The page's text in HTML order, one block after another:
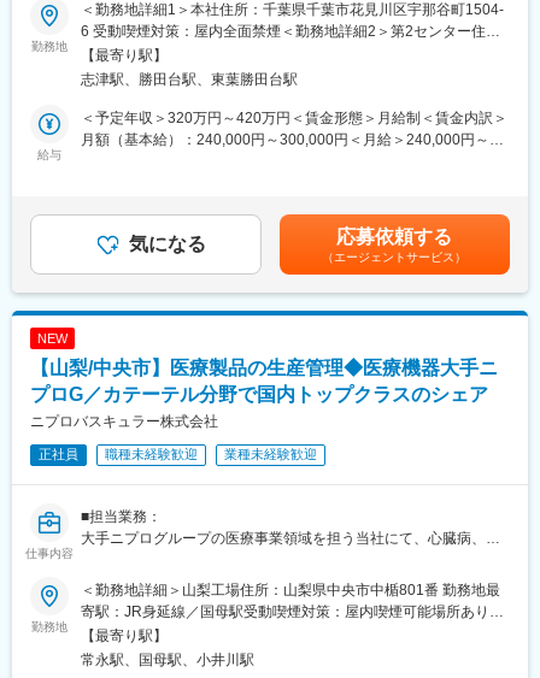
■採用背景：
当社は、脳波・心電・筋電などを測定する医療用電極を開発・製
造し、医療・介護だけでなくスポーツや宇宙分野でも活用される
製品を手掛けています。
受注増加と事業拡大に伴い、現場の若手を次のステップに進め、
次の世代の育成を想定した募集です。※複数名採用
です。
ご本人の適性や希望に応じて、製造または生産管理を担当いただ
エアコン完備の快適な環境で作業を行います。オーダーメイド製
品も多く、大量生産ラインの単純作業ではなく、一つひとつの製
品づくりに携われることが特徴です。
・製造スケジュールの管理 ・部品や資材の管理 ・人員配置の調整
会社と連携しながら、円滑なものづくりをサポートします。
入社後は先輩社員によるOJT研修を約3カ月実施。
まずは製品知識や作業工程を覚えるところからスタートし、段階
的にできる業務を増やしていきます。
勤務地
＜勤務地詳細1＞本社住所：千葉県千葉市花見川区宇那谷町1504-
6 受動喫煙対策：屋内全面禁煙＜勤務地詳細2＞第2センター住
所：千葉県千葉市花見川区宇那谷町1500-1 受動喫煙対策：屋内全
面禁煙変更の範囲：会社の定める事業所
【最寄り駅】
志津駅、勝田台駅、東葉勝田台駅
給与
＜予定年収＞320万円～420万円＜賃金形態＞月給制＜賃金内訳＞
月額（基本給）：240,000円～300,000円＜月給＞240,000円～
気になる 応募依頼する
（エージェントサービス）
NEW
【山梨/中央市】医療製品の生産管理◆医療機器大手ニ
プロG／カテーテル分野で国内トップクラスのシェア
ニプロバスキュラー株式会社
正社員 職種未経験歓迎 業種未経験歓迎
仕事内容
■担当業務：
大手ニプログループの医療事業領域を担う当社にて、心臓病、脳
担当していただきます。
具体的には工程管理、スケジュール管理、改善、滅菌作業、雑務
等に従事いただく予定です。
異業種からの転職者も多く、それぞれの経験を生かして皆で協力
し助け合いながら業務にあたっているため、業界未経験の方安心
勤務地
＜勤務地詳細＞山梨工場住所：山梨県中央市中楯801番 勤務地最
寄駅：JR身延線／国母駅受動喫煙対策：屋内喫煙可能場所あり変
更の範囲：会社の定める事業所
【最寄り駅】
常永駅、国母駅、小井川駅